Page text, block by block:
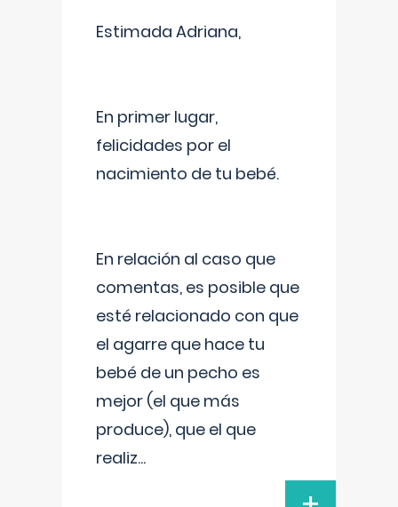
Estimada Adriana,
En primer lugar,
felicidades por el
nacimiento de tu bebé.
En relación al caso que
comentas, es posible que
esté relacionado con que
el agarre que hace tu
bebé de un pecho es
mejor (el que más
produce), que el que
realiz...